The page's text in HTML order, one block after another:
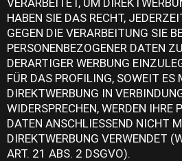
HABEN SIE DAS RECHT,
GEGEN DIE VERARBEITUNG SIE
PERSONENBEZOGENER DATEN
DERARTIGER WERBUNG
FÜR DAS PROFILING, SOWEIT ES
DIREKTWERBUNG IN
WIDERSPRECHEN, WERDEN IHRE
DATEN ANSCHLIESSEND NICHT
DIREKTWERBUNG VERWENDET
ART. 21 ABS. 2 DSGVO).